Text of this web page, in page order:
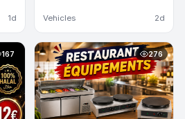
1d Vehicles 2d
167 276